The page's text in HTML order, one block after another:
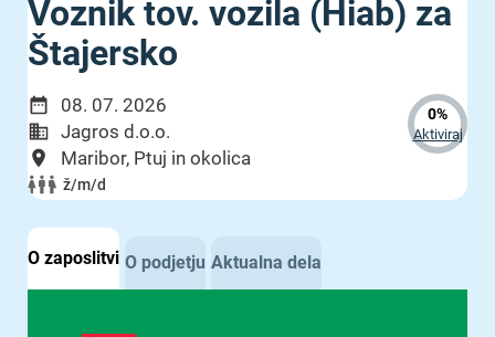
Voznik tov. vozila (Hiab) za
Štajersko
08. 07. 2026
Jagros d.o.o.
Maribor, Ptuj in okolica
ž/m/d
0%
Aktiviraj
O zaposlitvi O podjetju Aktualna dela